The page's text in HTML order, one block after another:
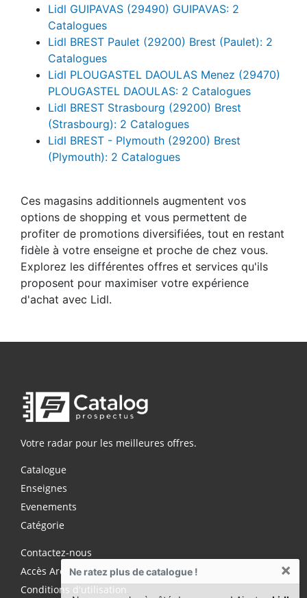
Ne ratez plus de catalogue ! ×
Lidl GUIPAVAS (29490) GUIPAVAS: 2
Catalogues
Lidl BREST Paulet (29200) Brest (Paulet): 2
Catalogues
Lidl PLOUGASTEL DAOULAS Menez (29470)
PLOUGASTEL DAOULAS: 2 Catalogues
Lidl BREST Strasbourg (29200) Brest
(Strasbourg): 2 Catalogues
Lidl BREST - Plymouth (29200) Brest
(Plymouth): 2 Catalogues
Ces magasins additionnels augmentent vos
options de shopping et vous permettent de
profiter de promotions diversifiées, tout en restant
fidèle à votre enseigne et proche de chez vous.
Explorez les différentes offres et services qu'ils
proposent pour maximiser votre expérience
d'achat avec Lidl.
Votre radar pour les meilleures offres.
Catalogue
Enseignes
Evenements
Catégorie
Contactez-nous
Accès Archives Premium
Conditions d'utilisation